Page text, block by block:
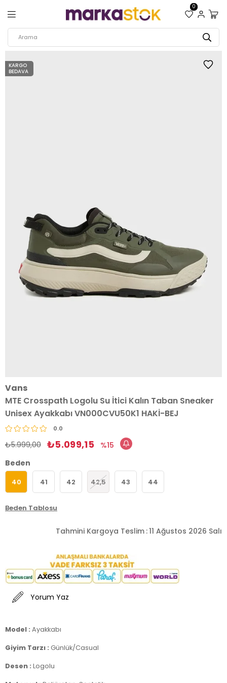
0
KARGO
BEDAVA
Vans
MTE Crosspath Logolu Su İtici Kalın Taban Sneaker
Unisex Ayakkabı VN000CVU50K1 HAKİ-BEJ
0.0
₺5.999,00 ₺5.099,15
15
Beden
40 41 42 42,5 43 44
Beden Tablosu
Tahmini Kargoya Teslim :11 Ağustos 2026 Salı
Yorum Yaz
Model : Ayakkabı
Giyim Tarzı : Günlük/Casual
Desen : Logolu